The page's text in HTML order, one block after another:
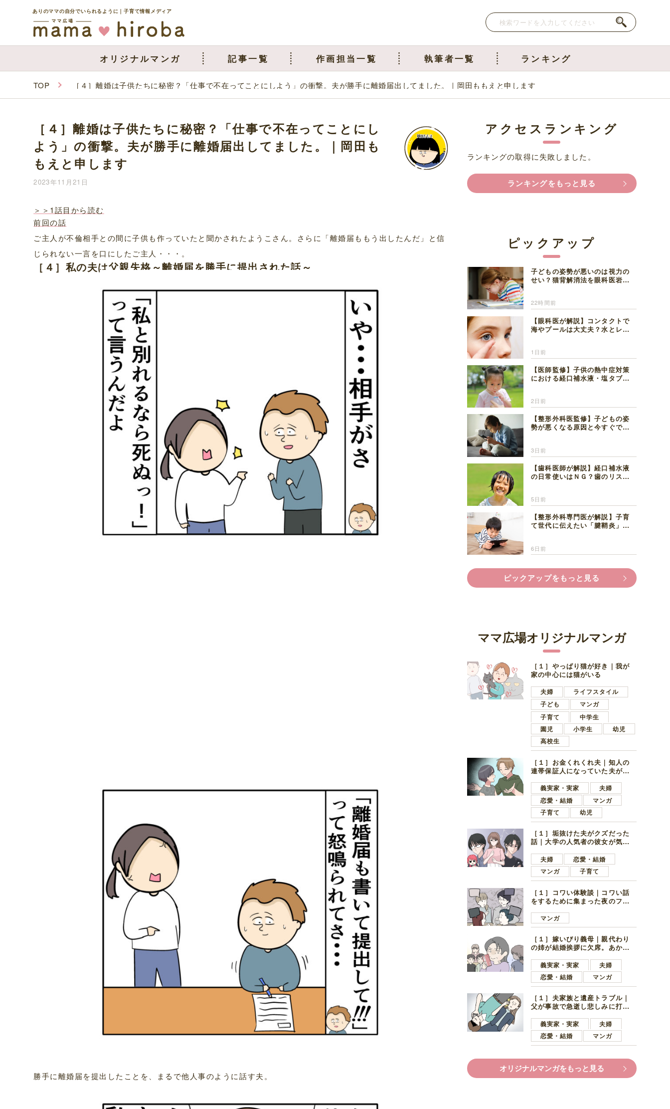
ありのママの自分でいられるように｜子育て情報メディア
オリジナルマンガ 記事一覧 作画担当一覧 執筆者一覧 ランキング
TOP ［４］離婚は子供たちに秘密？「仕事で不在ってことにしよう」の衝撃。夫が勝手に離婚届出してました。｜岡田ももえと申します
［４］離婚は子供たちに秘密？「仕事で不在ってことにし
よう」の衝撃。夫が勝手に離婚届出してました。｜岡田も
もえと申します
2023年11月21日
＞＞1話目から読む
前回の話
ご主人が不倫相手との間に子供も作っていたと聞かされたようこさん。さらに「離婚届ももう出したんだ」と信
じられない一言を口にしたご主人・・・。
［４］私の夫は父親失格～離婚届を勝手に提出された話～
勝手に離婚届を提出したことを、まるで他人事のように話す夫。
アクセスランキング
ランキングの取得に失敗しました。
ランキングをもっと見る
ピックアップ
子どもの姿勢が悪いのは視力の
せい？猫背解消法を眼科医岩見
22時間前
【眼科医が解説】コンタクトで
海やプールは大丈夫？水とレン
1日前
【医師監修】子供の熱中症対策
における経口補水液・塩タブレ
2日前
【整形外科医監修】子どもの姿
勢が悪くなる原因と今すぐでき
3日前
【歯科医師が解説】経口補水液
の日常使いはＮＧ？歯のリスク
5日前
【整形外科専門医が解説】子育
て世代に伝えたい「腱鞘炎」の
6日前
ピックアップをもっと見る
ママ広場オリジナルマンガ
［１］やっぱり猫が好き｜我が
家の中心には猫がいる
夫婦
ライフスタイル
子ども
マンガ
子育て
中学生
園児
小学生
幼児
高校生
［１］お金くれくれ夫｜知人の
連帯保証人になっていた夫が家
言ってきた
義実家・実家
夫婦
恋愛・結婚
マンガ
子育て
幼児
［１］垢抜けた夫がクズだった
話｜大学の人気者の彼女が気に
子学生
夫婦
恋愛・結婚
マンガ
子育て
［１］コワい体験談｜コワい話
をするために集まった夜のファ
好きの男の子ママ
マンガ
［１］嫁いびり義母｜親代わり
の姉が結婚挨拶に欠席。あから
義実家・実家
夫婦
恋愛・結婚
マンガ
［１］夫家族と遺産トラブル｜
父が事故で急逝し悲しみに打ち
ます夫
義実家・実家
夫婦
恋愛・結婚
マンガ
オリジナルマンガをもっと見る